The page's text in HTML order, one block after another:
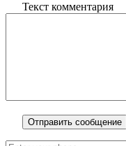
Текст комментария